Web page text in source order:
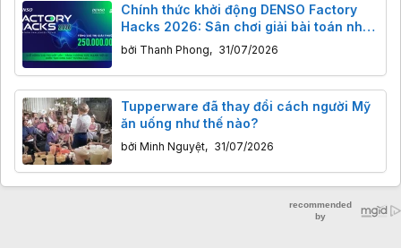
Chính thức khởi động DENSO Factory
Hacks 2026: Sân chơi giải bài toán nhà
máy thông minh cho giới trẻ Việt
bởi Thanh Phong, 31/07/2026
Tupperware đã thay đổi cách người Mỹ
ăn uống như thế nào?
bởi Minh Nguyệt, 31/07/2026